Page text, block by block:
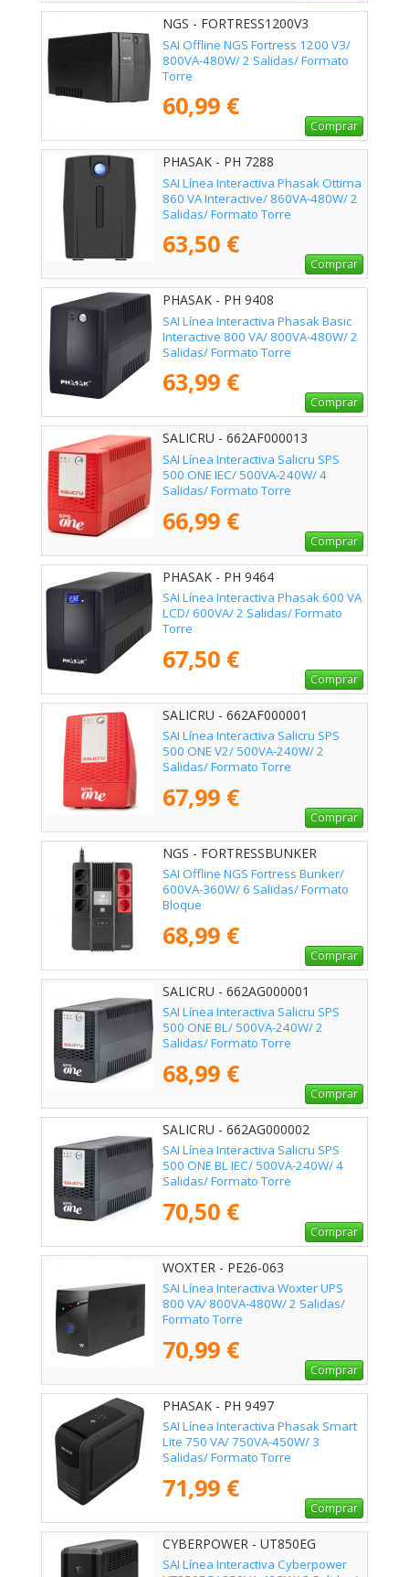
NGS - FORTRESS1200V3
SAI Offline NGS Fortress 1200 V3/
800VA-480W/ 2 Salidas/ Formato
Torre
60,99 €
Comprar
PHASAK - PH 7288
SAI Línea Interactiva Phasak Ottima
860 VA Interactive/ 860VA-480W/ 2
Salidas/ Formato Torre
63,50 €
Comprar
PHASAK - PH 9408
SAI Línea Interactiva Phasak Basic
Interactive 800 VA/ 800VA-480W/ 2
Salidas/ Formato Torre
63,99 €
Comprar
SALICRU - 662AF000013
SAI Línea Interactiva Salicru SPS
500 ONE IEC/ 500VA-240W/ 4
Salidas/ Formato Torre
66,99 €
Comprar
PHASAK - PH 9464
SAI Línea Interactiva Phasak 600 VA
LCD/ 600VA/ 2 Salidas/ Formato
Torre
67,50 €
Comprar
SALICRU - 662AF000001
SAI Línea Interactiva Salicru SPS
500 ONE V2/ 500VA-240W/ 2
Salidas/ Formato Torre
67,99 €
Comprar
NGS - FORTRESSBUNKER
SAI Offline NGS Fortress Bunker/
600VA-360W/ 6 Salidas/ Formato
Bloque
68,99 €
Comprar
SALICRU - 662AG000001
SAI Línea Interactiva Salicru SPS
500 ONE BL/ 500VA-240W/ 2
Salidas/ Formato Torre
68,99 €
Comprar
SALICRU - 662AG000002
SAI Línea Interactiva Salicru SPS
500 ONE BL IEC/ 500VA-240W/ 4
Salidas/ Formato Torre
70,50 €
Comprar
WOXTER - PE26-063
SAI Línea Interactiva Woxter UPS
800 VA/ 800VA-480W/ 2 Salidas/
Formato Torre
70,99 €
Comprar
PHASAK - PH 9497
SAI Línea Interactiva Phasak Smart
Lite 750 VA/ 750VA-450W/ 3
Salidas/ Formato Torre
71,99 €
Comprar
CYBERPOWER - UT850EG
SAI Línea Interactiva Cyberpower